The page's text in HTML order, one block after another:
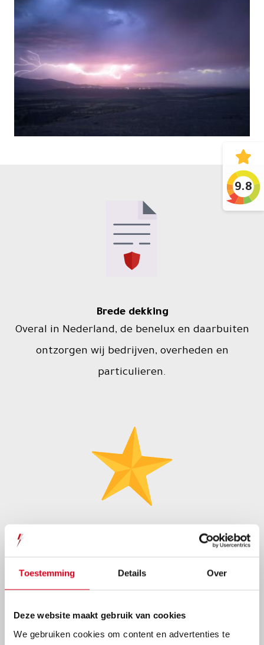
Toestemming Details Over
Deze website maakt gebruik van cookies
We gebruiken cookies om content en advertenties te
9.8
Brede dekking
Overal in Nederland, de benelux en daarbuiten
ontzorgen wij bedrijven, overheden en
particulieren.
maximale kwaliteit en duurzaamheid.